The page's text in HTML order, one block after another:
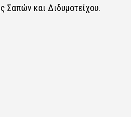
Σαπών και Διδυμοτείχου.